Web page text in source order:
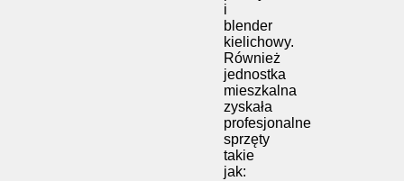
i
blender
kielichowy.
Również
jednostka
mieszkalna
zyskała
profesjonalne
sprzęty
takie
jak: